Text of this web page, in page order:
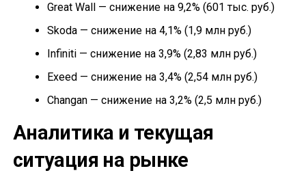
Great Wall — снижение на 9,2% (601 тыс. руб.)
Skoda — снижение на 4,1% (1,9 млн руб.)
Infiniti — снижение на 3,9% (2,83 млн руб.)
Exeed — снижение на 3,4% (2,54 млн руб.)
Changan — снижение на 3,2% (2,5 млн руб.)
Аналитика и текущая
ситуация на рынке